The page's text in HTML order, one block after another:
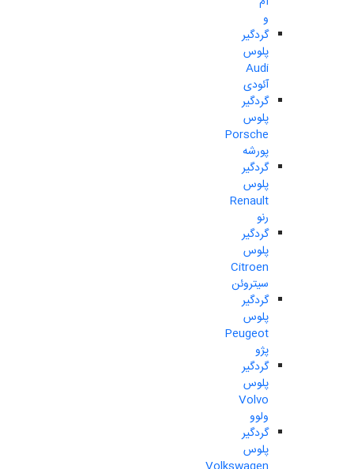
و
گردگیر
پلوس
Audi
آئودی
گردگیر
پلوس
Porsche
پورشه
گردگیر
پلوس
Renault
رنو
گردگیر
پلوس
Citroen
سیتروئن
گردگیر
پلوس
Peugeot
پژو
گردگیر
پلوس
Volvo
ولوو
گردگیر
پلوس